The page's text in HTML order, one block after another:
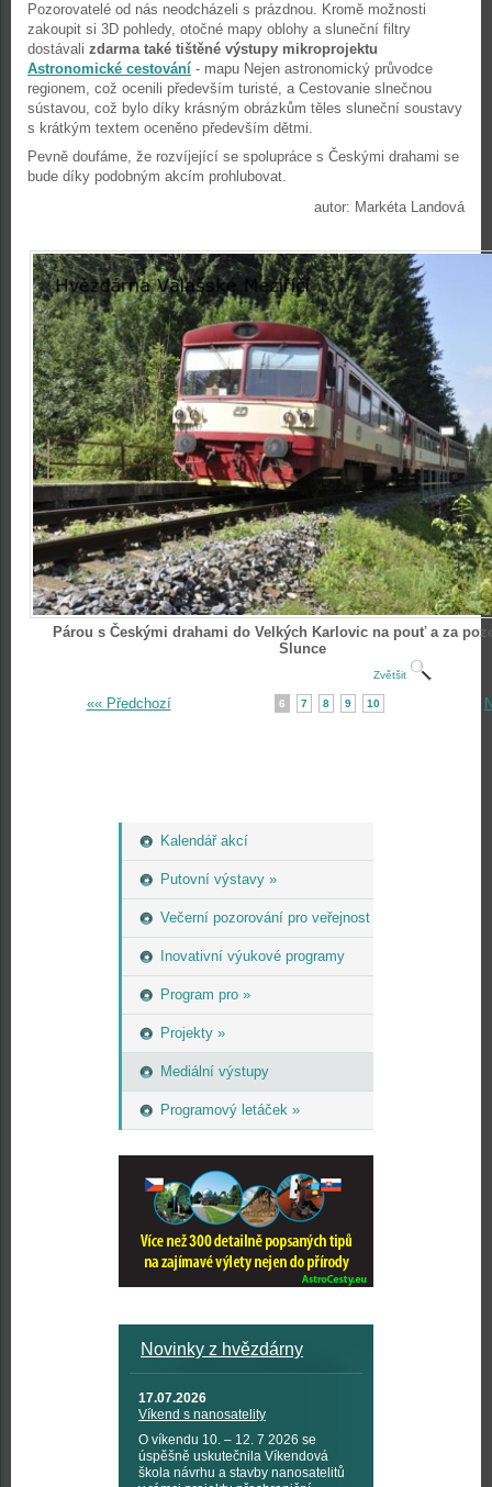
Kalendář akcí
Putovní výstavy »
Večerní pozorování pro veřejnost
Inovativní výukové programy
Program pro »
Projekty »
Mediální výstupy
Programový letáček »
Novinky z hvězdárny
17.07.2026
Víkend s nanosatelity
O víkendu 10. – 12. 7 2026 se
úspěšně uskutečnila Víkendová
škola návrhu a stavby nanosatelitů
Pozorovatelé od nás neodcházeli s prázdnou. Kromě možnosti
zakoupit si 3D pohledy, otočné mapy oblohy a sluneční filtry
dostávali zdarma také tištěné výstupy mikroprojektu
Astronomické cestování - mapu Nejen astronomický průvodce
regionem, což ocenili především turisté, a Cestovanie slnečnou
sústavou, což bylo díky krásným obrázkům těles sluneční soustavy
s krátkým textem oceněno především dětmi.
Pevně doufáme, že rozvíjející se spolupráce s Českými drahami se
bude díky podobným akcím prohlubovat.
autor: Markéta Landová
Párou s Českými drahami do Velkých Karlovic na pouť a za
Slunce
Zvětšit
«« Předchozí 6 7 8 9 10